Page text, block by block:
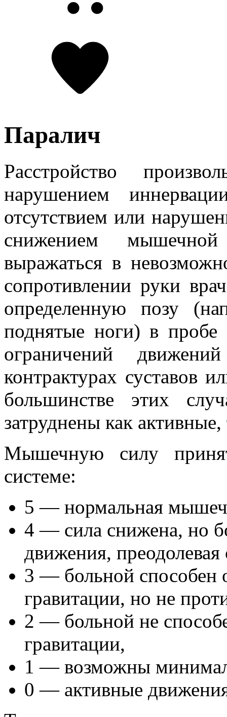
Паралич
Расстройство
нарушением
отсутствием или
снижением
выражаться в
сопротивлении руки
определенную позу
поднятые ноги) в пробе
ограничений
контрактурах суставов
большинстве этих
затруднены как
Мышечную силу
системе:
5 — нормальная
4 — сила снижена, но
движения,
3 — больной способен
гравитации, но не
2 — больной не
гравитации,
1 — возможны
0 — активные